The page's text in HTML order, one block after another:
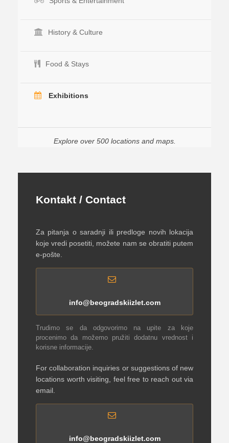
History & Culture
Food & Stays
Exhibitions
Explore over 500 locations and maps.
Kontakt / Contact
Za pitanja o saradnji ili predloge novih lokacija
koje vredi posetiti, možete nam se obratiti putem
e-pošte.
info@beogradskiizlet.com
Trudimo se da odgovorimo na upite za koje
procenimo da možemo pružiti dodatnu vrednost i
korisne informacije.
For collaboration inquiries or suggestions of new
locations worth visiting, feel free to reach out via
email.
info@beogradskiizlet.com